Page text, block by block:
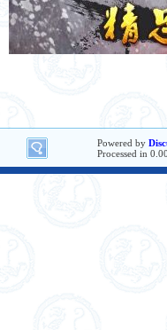
Powered by
Processed in